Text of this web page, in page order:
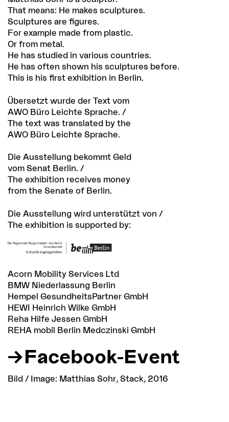
That means: He makes sculptures.
Sculptures are figures.
For example made from plastic.
Or from metal.
He has studied in various countries.
He has often shown his sculptures before.
This is his first exhibition in Berlin.
Übersetzt wurde der Text vom
AWO Büro Leichte Sprache. /
The text was translated by the
AWO Büro Leichte Sprache.
Die Ausstellung bekommt Geld
vom Senat Berlin. /
The exhibition receives money
from the Senate of Berlin.
Die Ausstellung wird unterstützt von /
The exhibition is supported by:
Acorn Mobility Services Ltd
BMW Niederlassung Berlin
Hempel GesundheitsPartner GmbH
HEWI Heinrich Wilke GmbH
Reha Hilfe Jessen GmbH
REHA mobil Berlin Medczinski GmbH
Facebook-Event
Bild / Image: Matthias Sohr, Stack, 2016